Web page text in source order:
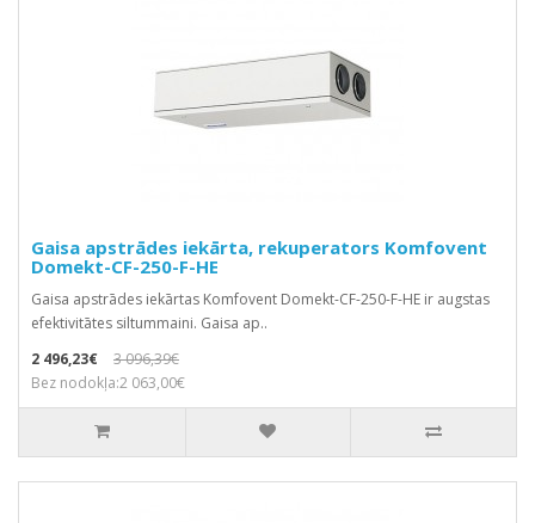
Gaisa apstrādes iekārta, rekuperators Komfovent
Domekt-CF-250-F-HE
Gaisa apstrādes iekārtas Komfovent Domekt-CF-250-F-HE ir augstas
efektivitātes siltummaini. Gaisa ap..
2 496,23€
3 096,39€
Bez nodokļa:2 063,00€